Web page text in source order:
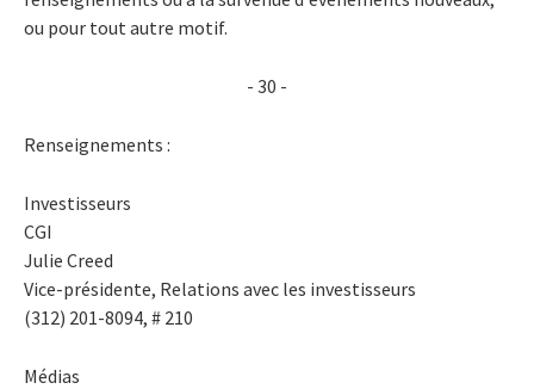
ou pour tout autre motif.
- 30 -
Renseignements :
Investisseurs
CGI
Julie Creed
Vice-présidente, Relations avec les investisseurs
(312) 201-8094, # 210
Médias